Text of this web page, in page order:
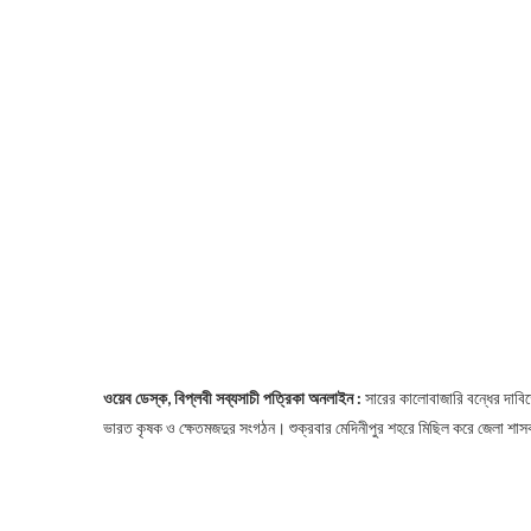
ওয়েব ডেস্ক, বিপ্লবী সব্যসাচী পত্রিকা অনলাইন : সারের কালোবাজারি বন্ধের
ভারত কৃষক ও ক্ষেতমজদুর সংগঠন। শুক্রবার মেদিনীপুর শহরে মিছিল করে জেলা